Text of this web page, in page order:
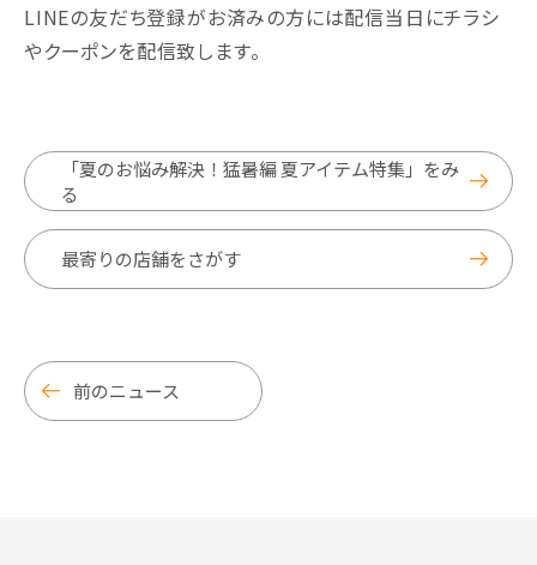
LINEの友だち登録がお済みの方には配信当日にチラシ
やクーポンを配信致します。
「夏のお悩み解決！猛暑編 夏アイテム特集」をみ
る
最寄りの店舗をさがす
前のニュース